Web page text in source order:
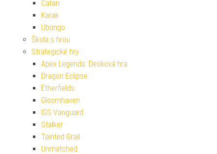
Catan
Karak
Ubongo
Škola s hrou
Strategické hry
Apex Legends: Desková hra
Dragon Eclipse
Etherfields
Gloomhaven
ISS Vanguard
Stalker
Tainted Grail
Unmatched